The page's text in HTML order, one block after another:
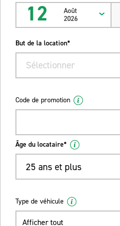
12
Août
2026
But de la location*
Sélectionner
Code de promotion
Âge du locataire*
25 ans et plus
Type de véhicule
Afficher tout